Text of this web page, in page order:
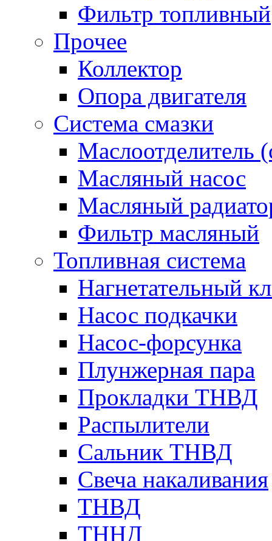
Фильтр топливный
Прочее
Коллектор
Опора двигателя
Система смазки
Маслоотделитель
Масляный насос
Масляный
Фильтр масляный
Топливная система
Нагнетательный
Насос подкачки
Насос-форсунка
Плунжерная пара
Прокладки ТНВД
Распылители
Сальник ТНВД
Свеча накаливания
ТНВД
ТННД